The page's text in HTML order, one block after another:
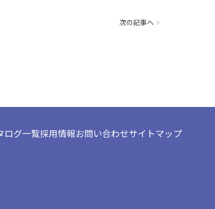
次の記事へ
ログ一覧採用情報お問い合わせサイトマップ